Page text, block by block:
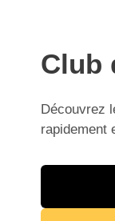
Club
Découvrez
rapidement